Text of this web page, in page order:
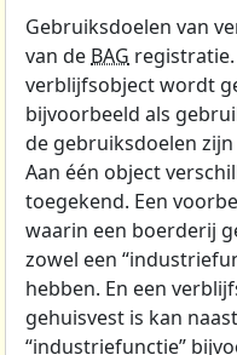
Gebruiksdoelen van
van de BAG registratie.
verblijfsobject wordt
bijvoorbeeld als
de gebruiksdoelen
Aan één object
toegekend. Een
waarin een boerderij
zowel een
hebben. En een
gehuisvest is kan
“industriefunctie”